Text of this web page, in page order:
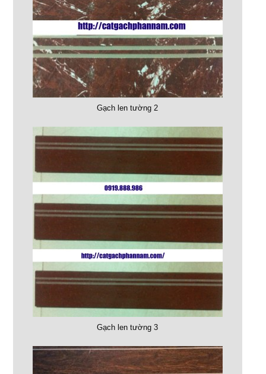
Gạch len tường 2
Gạch len tường 3